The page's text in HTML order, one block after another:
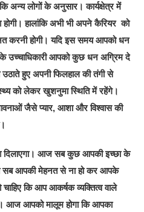
अन्य लोगों के अनुसार। कार्यक्षेत्र में
हालांकि अभी भी अपने कैरियर को
करनी होगी। यदि इस समय आपको धन
उच्चाधिकारी आपको कुछ धन अग्रिम दे
हुए अपनी फिलहाल की तंगी से
को लेकर खुशनुमा स्थिति में रहेंगे।
जैसे प्यार, आशा और विश्वास की
आज सब कुछ आपकी इच्छा के
सब आपकी मेहनत से ना हो कर आपके
कि आप आकर्षक व्यक्तित्व वाले
आपको मालूम होगा कि आपका